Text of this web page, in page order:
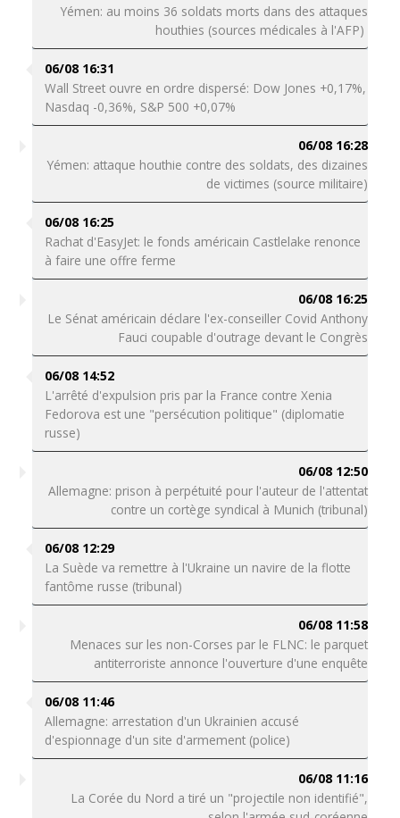
Yémen: au moins 36 soldats morts dans des attaques
houthies (sources médicales à l'AFP)
06/08 16:31
Wall Street ouvre en ordre dispersé: Dow Jones +0,17%,
Nasdaq -0,36%, S&P 500 +0,07%
06/08 16:28
Yémen: attaque houthie contre des soldats, des dizaines
de victimes (source militaire)
06/08 16:25
Rachat d'EasyJet: le fonds américain Castlelake renonce
à faire une offre ferme
06/08 16:25
Le Sénat américain déclare l'ex-conseiller Covid Anthony
Fauci coupable d'outrage devant le Congrès
06/08 14:52
L'arrêté d'expulsion pris par la France contre Xenia
Fedorova est une "persécution politique" (diplomatie
russe)
06/08 12:50
Allemagne: prison à perpétuité pour l'auteur de l'attentat
contre un cortège syndical à Munich (tribunal)
06/08 12:29
La Suède va remettre à l'Ukraine un navire de la flotte
fantôme russe (tribunal)
06/08 11:58
Menaces sur les non-Corses par le FLNC: le parquet
antiterroriste annonce l'ouverture d'une enquête
06/08 11:46
Allemagne: arrestation d'un Ukrainien accusé
d'espionnage d'un site d'armement (police)
06/08 11:16
La Corée du Nord a tiré un "projectile non identifié",